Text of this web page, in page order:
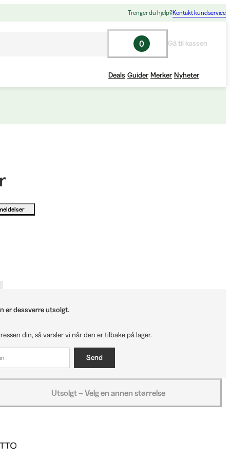
Trenger du hjelp?Kontakt kundservice
0 Gå til kassen
Deals Guider Merker Nyheter
er dessverre utsolgt.
din, så varsler vi når den er tilbake på lager.
Send
Utsolgt – Velg en annen størrelse